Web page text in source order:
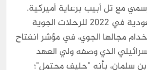
مع تل أبيب برعاية أميركية.
كما سمحت السعودية في 2022 للرحلات الجوية
مجالها الجوي، في مؤشر انفتاح
الذي وصفه ولي العهد
سلمان، بأنه "حليف محتمل"؛